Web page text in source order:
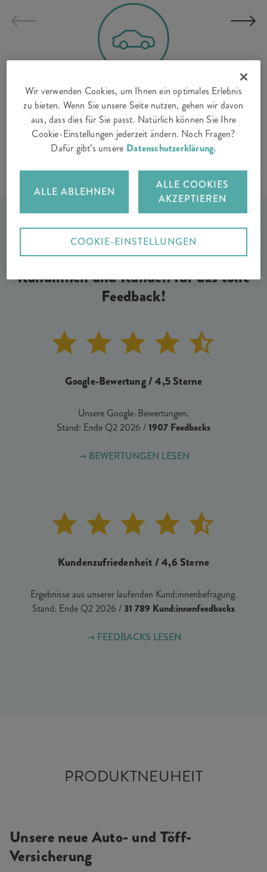
Auto
Wir bedanken uns bei unseren
Kundinnen und Kunden für das tolle
Feedback!
Google-Bewertung / 4,5 Sterne
Unsere Google-Bewertungen.
Stand: Ende Q2 2026 /1907 Feedbacks
BEWERTUNGEN LESEN
Kundenzufriedenheit / 4,6 Sterne
Ergebnisse aus unserer laufenden Kund:innenbefragung.
Stand: Ende Q2 2026 /31 789 Kund:innenfeedbacks
FEEDBACKS LESEN
PRODUKTNEUHEIT
Unsere neue Auto- und Töff-
Versicherung
Wir verwenden Cookies, um Ihnen ein optimales Erlebnis
zu bieten. Wenn Sie unsere Seite nutzen, gehen wir davon
aus, dass dies für Sie passt. Natürlich können Sie Ihre
Cookie-Einstellungen jederzeit ändern. Noch Fragen?
Dafür gibt’s unsere Datenschutzerklärung.
ALLE ABLEHNEN
ALLE COOKIES
AKZEPTIEREN
COOKIE-EINSTELLUNGEN